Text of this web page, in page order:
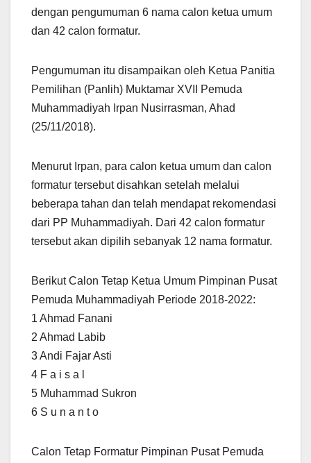
dengan pengumuman 6 nama calon ketua umum
dan 42 calon formatur.
Pengumuman itu disampaikan oleh Ketua Panitia
Pemilihan (Panlih) Muktamar XVII Pemuda
Muhammadiyah Irpan Nusirrasman, Ahad
(25/11/2018).
Menurut Irpan, para calon ketua umum dan calon
formatur tersebut disahkan setelah melalui
beberapa tahan dan telah mendapat rekomendasi
dari PP Muhammadiyah. Dari 42 calon formatur
tersebut akan dipilih sebanyak 12 nama formatur.
Berikut Calon Tetap Ketua Umum Pimpinan Pusat
Pemuda Muhammadiyah Periode 2018-2022:
1 Ahmad Fanani
2 Ahmad Labib
3 Andi Fajar Asti
4 F a i s a l
5 Muhammad Sukron
6 S u n a n t o
Calon Tetap Formatur Pimpinan Pusat Pemuda